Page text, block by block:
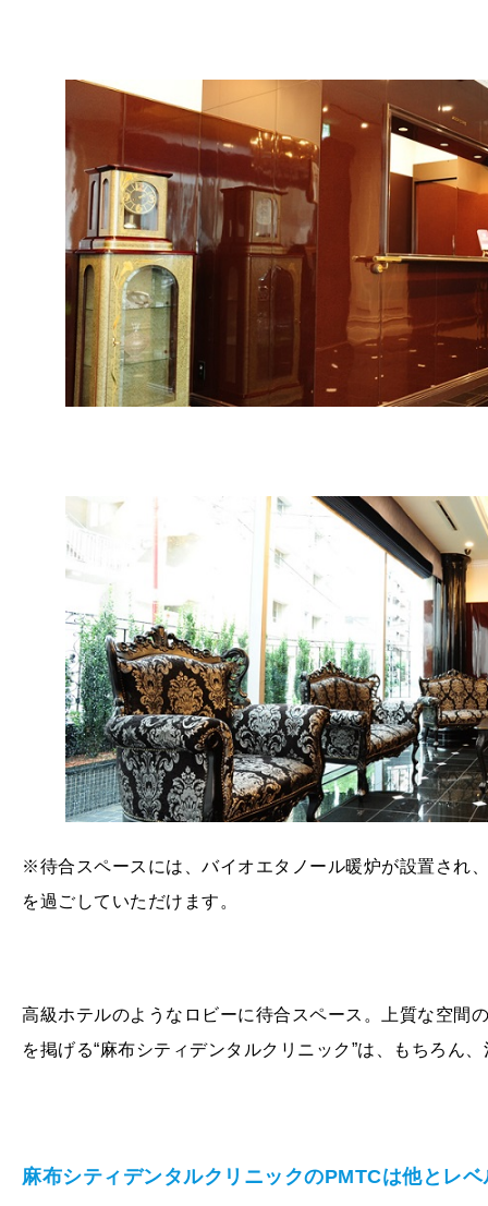
※待合スペースには、バイオエタノール暖炉が設置され
を過ごしていただけます。
高級ホテルのようなロビーに待合スペース。上質な空間
を掲げる“麻布シティデンタルクリニック”は、もちろん
麻布シティデンタルクリニックのPMTCは他とレ